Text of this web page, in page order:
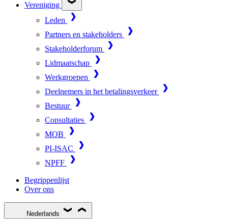
Vereniging
Leden
Partners en stakeholders
Stakeholderforum
Lidmaatschap
Werkgroepen
Deelnemers in het betalingsverkeer
Bestuur
Consultaties
MOB
PI-ISAC
NPFF
Begrippenlijst
Over ons
Nederlands